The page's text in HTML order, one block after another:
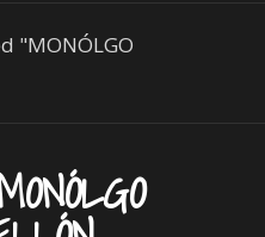
"MONÓLGO